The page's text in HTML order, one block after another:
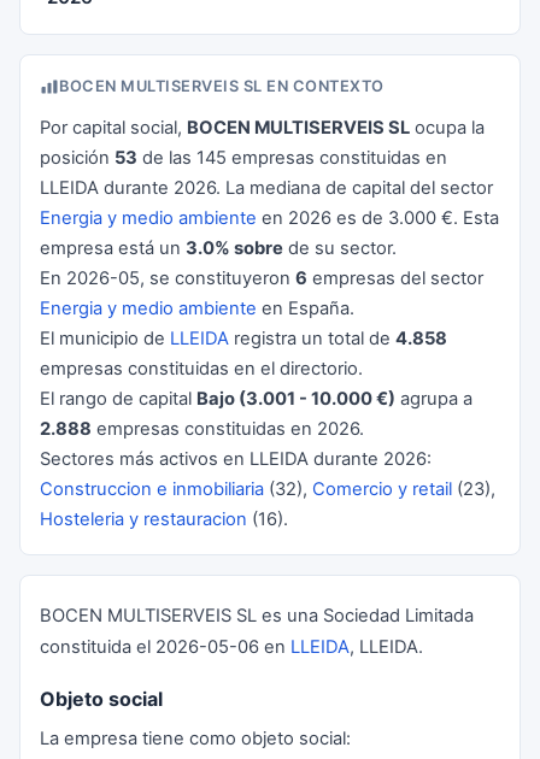
BOCEN MULTISERVEIS SL EN CONTEXTO
Por capital social, BOCEN MULTISERVEIS SL ocupa la
posición 53 de las 145 empresas constituidas en
LLEIDA durante 2026. La mediana de capital del sector
Energia y medio ambiente en 2026 es de 3.000 €. Esta
empresa está un 3.0% sobre de su sector.
En 2026-05, se constituyeron 6 empresas del sector
Energia y medio ambiente en España.
El municipio de LLEIDA registra un total de 4.858
empresas constituidas en el directorio.
El rango de capital Bajo (3.001 - 10.000 €) agrupa a
2.888 empresas constituidas en 2026.
Sectores más activos en LLEIDA durante 2026:
Construccion e inmobiliaria (32), Comercio y retail (23),
Hosteleria y restauracion (16).
BOCEN MULTISERVEIS SL es una Sociedad Limitada
constituida el 2026-05-06 en LLEIDA, LLEIDA.
Objeto social
La empresa tiene como objeto social: